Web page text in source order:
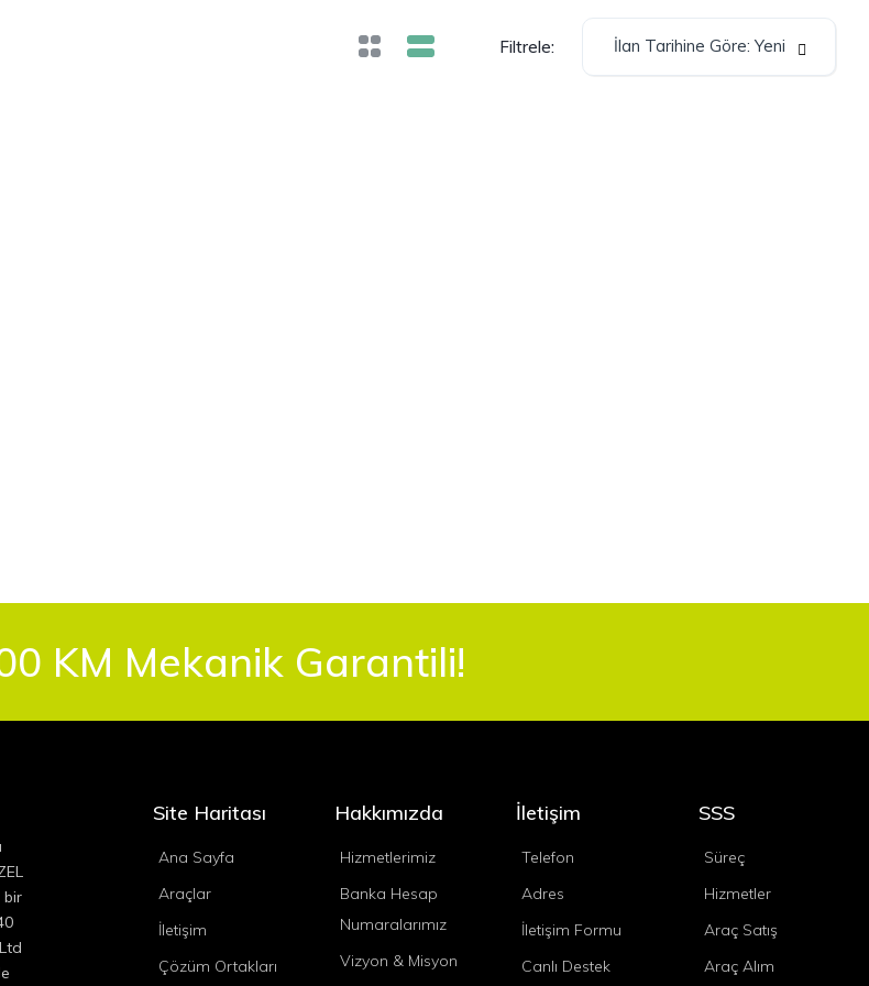
Filtrele: İlan Tarihine Göre: Yeni
KM Mekanik Garantili!
bir
Site Haritası
Ana Sayfa
Araçlar
İletişim
Çözüm Ortakları
Hakkımızda
Hizmetlerimiz
Banka Hesap
Numaralarımız
Vizyon & Misyon
İletişim
Telefon
Adres
İletişim Formu
Canlı Destek
SSS
Süreç
Hizmetler
Araç Satış
Araç Alım